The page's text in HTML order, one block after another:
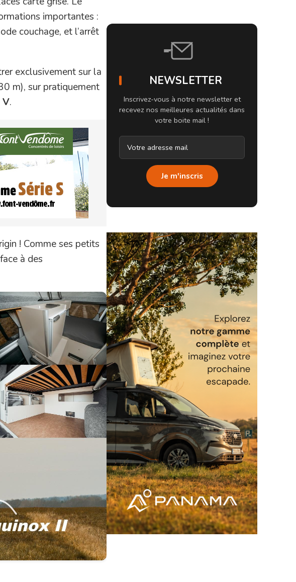
importantes :
couchage, et l’arrêt
exclusivement sur la
m), sur pratiquement
V.
! Comme ses petits
à des
NEWSLETTER
Inscrivez-vous à notre newsletter et
recevez nos meilleures actualités dans
votre boite mail !
Je m'inscris